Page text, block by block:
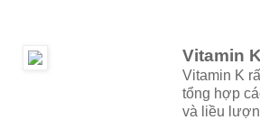
Vitamin
Vitamin K
tổng hợp
và liều